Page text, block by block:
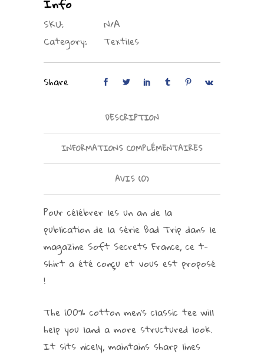
SKU:
N/A
Category:
Textiles
Share
DESCRIPTION
INFORMATIONS COMPLÉMENTAIRES
AVIS (0)
Pour célébrer les un an de la
publication de la série Bad Trip dans le
magazine Soft Secrets France, ce t-
shirt a été conçu et vous est proposé
!
The 100% cotton men’s classic tee will
help you land a more structured look.
It sits nicely, maintains sharp lines